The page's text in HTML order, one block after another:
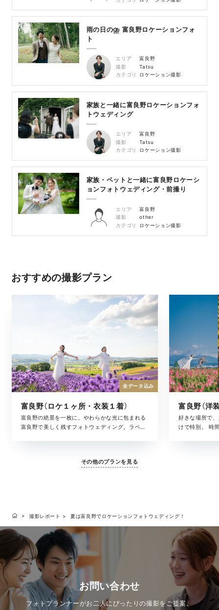
雨の日の⛈ 富良野ロケーションフォ
ト
エリア
富良野
撮影
Tatsu
カテゴリ
ロケーション撮影
家族と一緒に富良野ロケーションフォ
トウェディング
エリア
富良野
撮影
Tatsu
カテゴリ
ロケーション撮影
家族・ペットと一緒に富良野ロケーシ
ョンフォトウェディング・前撮り
エリア
富良野
撮影
other
カテゴリ
ロケーション撮影
おすすめの撮影プラン
富良野（ロケ１ヶ所・衣装１着）
富良野の絶景を一枚に。やわらかな光に包まれる
富良野で美しく残すフォトウェディング。ラベン
安心してお選びいただける、ベーシックなプラン
全データ込み
好きな場所で
けで特別。 時
その他のプランを見る
撮影レポート 夏は富良野でロケーションフォトウェディング！
お問い合わせ
フォトプランナーがお二人にぴったりの撮影をご提案。